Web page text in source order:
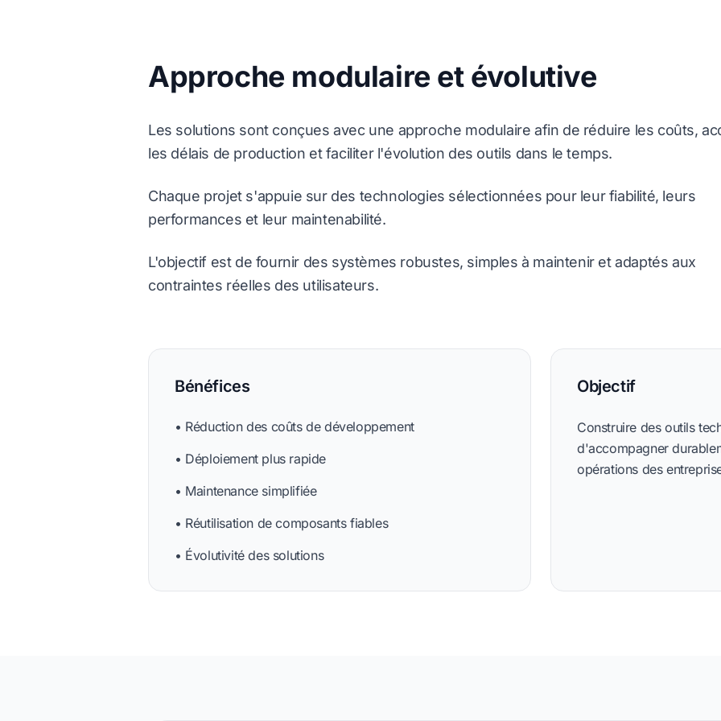
Approche modulaire et évolutive
Les solutions sont conçues avec une approche modulaire afin de réduire les coûts,
les délais de production et faciliter l'évolution des outils dans le temps.
Chaque projet s'appuie sur des technologies sélectionnées pour leur fiabilité, leurs
performances et leur maintenabilité.
L'objectif est de fournir des systèmes robustes, simples à maintenir et adaptés aux
contraintes réelles des utilisateurs.
Bénéfices
• Réduction des coûts de développement
• Déploiement plus rapide
• Maintenance simplifiée
• Réutilisation de composants fiables
• Évolutivité des solutions
Objectif
Construire des outils
d'accompagner
opérations des